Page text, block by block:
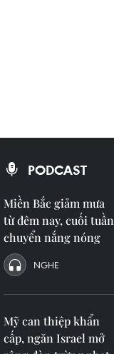
PODCAST
Miền Bắc giảm mưa
từ đêm nay, cuối tuần
chuyển nắng nóng
NGHE
Mỹ can thiệp khẩn
cấp, ngăn Israel mở